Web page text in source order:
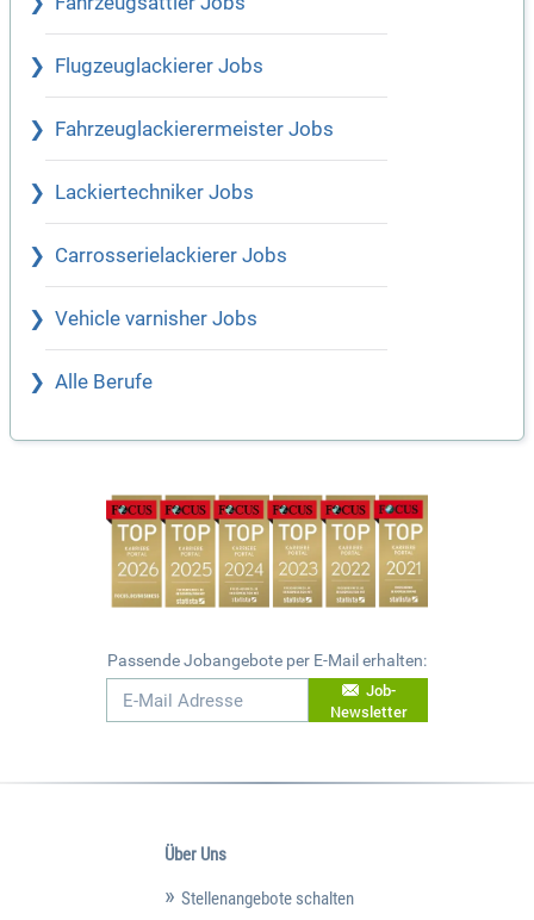
Flugzeuglackierer Jobs
Fahrzeuglackierermeister Jobs
Lackiertechniker Jobs
Carrosserielackierer Jobs
Vehicle varnisher Jobs
Alle Berufe
Passende Jobangebote per E-Mail erhalten:
Job-
Newsletter
Über Uns
Stellenangebote schalten